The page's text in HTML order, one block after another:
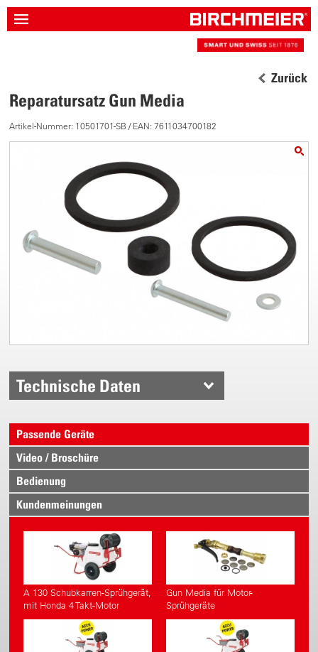
Zurück
Reparatursatz Gun Media
Artikel-Nummer: 10501701-SB / EAN: 7611034700182
Technische Daten
Passende Geräte
Video / Broschüre
Bedienung
Kundenmeinungen
A 130 Schubkarren-Sprühgerät,
mit Honda 4 Takt-Motor
Gun Media für Motor-
Sprühgeräte